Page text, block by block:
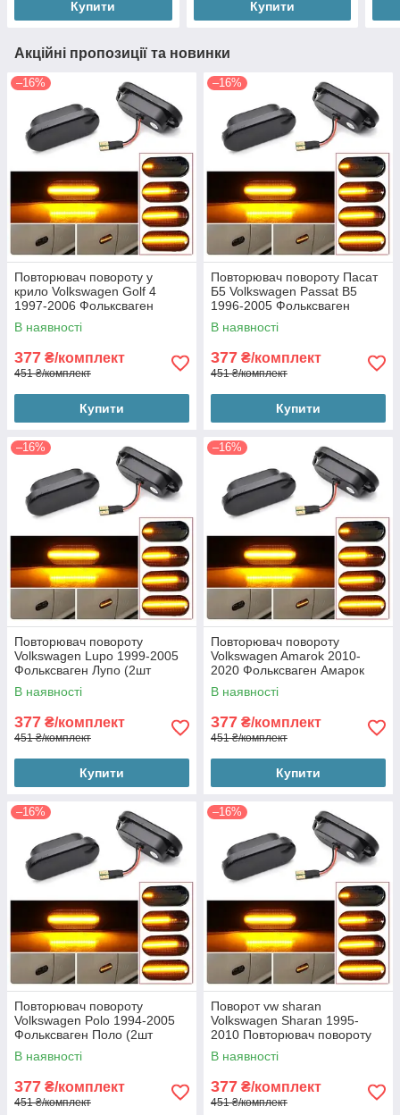
Купити Купити
Акційні пропозиції та новинки
–16%
Повторювач повороту у
крило Volkswagen Golf 4
1997-2006 Фольксваген
Гольф 4 (2шт динамічні чорні
ЛЕД)
В наявності
377 ₴/комплект
451 ₴/комплект
Купити
–16%
Повторювач повороту Пасат
Б5 Volkswagen Passat B5
1996-2005 Фольксваген
Пассат Б5 (2шт динамічні
чорні ЛЕД)
В наявності
377 ₴/комплект
451 ₴/комплект
Купити
–16%
Повторювач повороту
Volkswagen Lupo 1999-2005
Фольксваген Лупо (2шт
динамічні чорні ЛЕД)
В наявності
377 ₴/комплект
451 ₴/комплект
Купити
–16%
Повторювач повороту
Volkswagen Amarok 2010-
2020 Фольксваген Амарок
(2шт динамічні чорні ЛЕД)
В наявності
377 ₴/комплект
451 ₴/комплект
Купити
–16%
Повторювач повороту
Volkswagen Polo 1994-2005
Фольксваген Поло (2шт
динамічні чорні ЛЕД)
В наявності
377 ₴/комплект
451 ₴/комплект
–16%
Поворот vw sharan
Volkswagen Sharan 1995-
2010 Повторювач повороту
Фольксваген Шаран (2шт
динамічні чорні ЛЕД)
В наявності
377 ₴/комплект
451 ₴/комплект